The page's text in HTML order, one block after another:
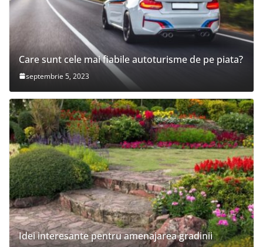
Care sunt cele mai fiabile autoturisme de pe piata?
septembrie 5, 2023
Idei interesante pentru amenajarea gradinii